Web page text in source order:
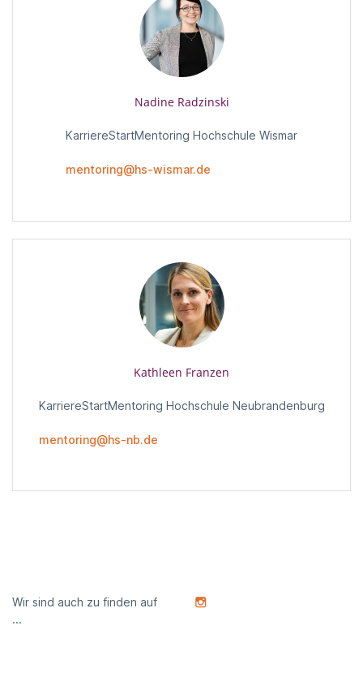
Nadine Radzinski
KarriereStartMentoring Hochschule Wismar
mentoring@hs-wismar.de
Kathleen Franzen
KarriereStartMentoring Hochschule Neubrandenburg
mentoring@hs-nb.de
Wir sind auch zu finden auf
...